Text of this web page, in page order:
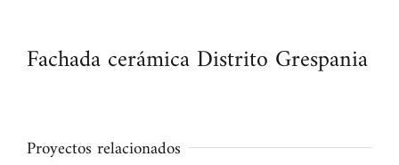
Fachada cerámica Distrito Grespania
Proyectos relacionados